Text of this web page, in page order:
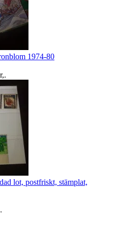
1974-80
,.
lot, postfriskt, stämplat,
.